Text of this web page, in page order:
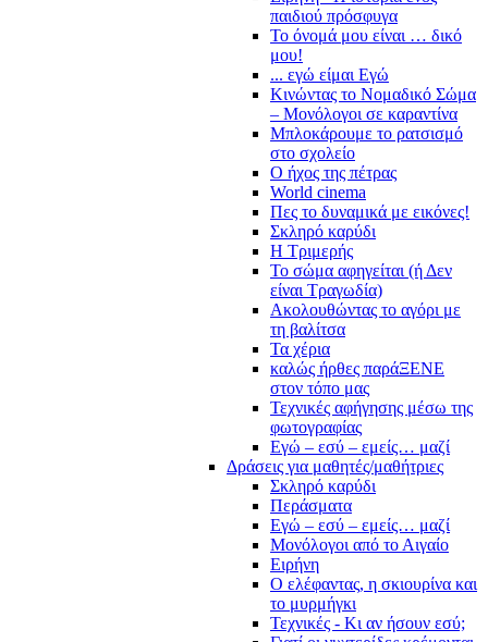
παιδιού πρόσφυγα
Το όνομά μου είναι … δικό
μου!
... εγώ είμαι Εγώ
Κινώντας το Νομαδικό Σώμα
– Μονόλογοι σε καραντίνα
Μπλοκάρουμε το ρατσισμό
στο σχολείο
Ο ήχος της πέτρας
World cinema
Πες το δυναμικά με εικόνες!
Σκληρό καρύδι
Η Τριμερής
Το σώμα αφηγείται (ή Δεν
είναι Τραγωδία)
Ακολουθώντας το αγόρι με
τη βαλίτσα
Τα χέρια
καλώς ήρθες παράΞΕΝΕ
στον τόπο μας
Τεχνικές αφήγησης μέσω της
φωτογραφίας
Εγώ – εσύ – εμείς… μαζί
Δράσεις για μαθητές/μαθήτριες
Σκληρό καρύδι
Περάσματα
Εγώ – εσύ – εμείς… μαζί
Μονόλογοι από το Αιγαίο
Ειρήνη
Ο ελέφαντας, η σκιουρίνα και
το μυρμήγκι
Τεχνικές - Κι αν ήσουν εσύ;